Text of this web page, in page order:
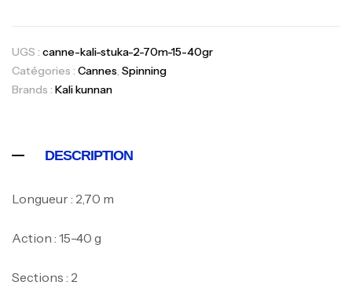
UGS : canne-kali-stuka-2-70m-15-40gr
Catégories : Cannes, Spinning
Brands : Kali kunnan
DESCRIPTION
Longueur : 2,70 m
Action : 15-40 g
Sections : 2